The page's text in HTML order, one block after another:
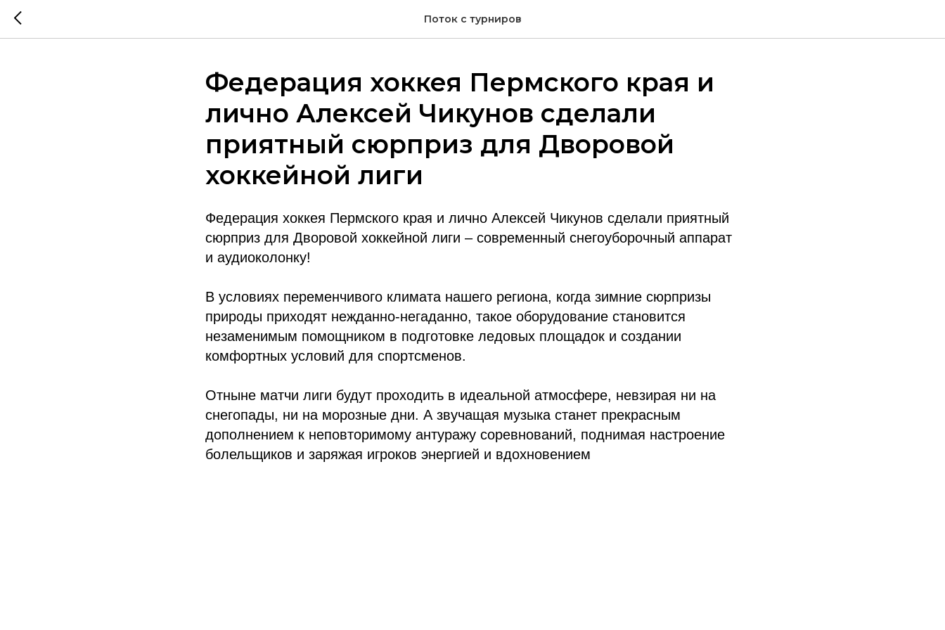
Поток с турниров
Федерация хоккея Пермского края и
лично Алексей Чикунов сделали
приятный сюрприз для Дворовой
хоккейной лиги
Федерация хоккея Пермского края и лично Алексей Чикунов сделали приятный
сюрприз для Дворовой хоккейной лиги – современный снегоуборочный аппарат
и аудиоколонку!
В условиях переменчивого климата нашего региона, когда зимние сюрпризы
природы приходят нежданно-негаданно, такое оборудование становится
незаменимым помощником в подготовке ледовых площадок и создании
комфортных условий для спортсменов.
Отныне матчи лиги будут проходить в идеальной атмосфере, невзирая ни на
снегопады, ни на морозные дни. А звучащая музыка станет прекрасным
дополнением к неповторимому антуражу соревнований, поднимая настроение
болельщиков и заряжая игроков энергией и вдохновением